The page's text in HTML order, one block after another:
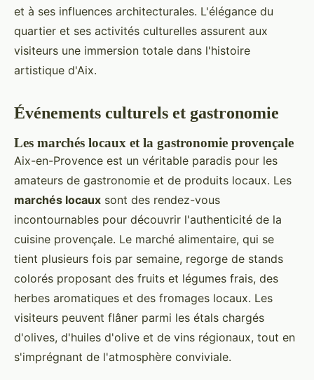
et à ses influences architecturales. L'élégance du
quartier et ses activités culturelles assurent aux
visiteurs une immersion totale dans l'histoire
artistique d'Aix.
Événements culturels et gastronomie
Les marchés locaux et la gastronomie provençale
Aix-en-Provence est un véritable paradis pour les
amateurs de gastronomie et de produits locaux. Les
marchés locaux sont des rendez-vous
incontournables pour découvrir l'authenticité de la
cuisine provençale. Le marché alimentaire, qui se
tient plusieurs fois par semaine, regorge de stands
colorés proposant des fruits et légumes frais, des
herbes aromatiques et des fromages locaux. Les
visiteurs peuvent flâner parmi les étals chargés
d'olives, d'huiles d'olive et de vins régionaux, tout en
s'imprégnant de l'atmosphère conviviale.